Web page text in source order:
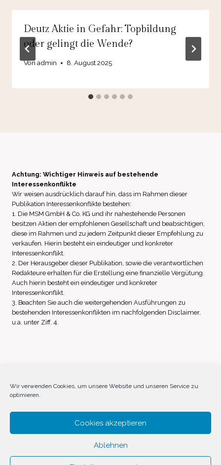
Wir verwenden Cookies, um unsere Website und unseren Service zu
optimieren.
Cookies akzeptieren
Ablehnen
Deutz Aktie in Gefahr: Topbildung
oder gelingt die Wende?
Vonadmin 8. August 2025
Achtung: Wichtiger Hinweis auf bestehende
Interessenkonflikte
Wir weisen ausdrücklich darauf hin, dass im Rahmen dieser
Publikation Interessenkonflikte bestehen:
1. Die MSM GmbH & Co. KG und ihr nahestehende Personen
besitzen Aktien der empfohlenen Gesellschaft und beabsichtigen,
diese im Rahmen und zu jedem Zeitpunkt dieser Empfehlung zu
verkaufen. Hierin besteht ein eindeutiger und konkreter
Interessenkonflikt.
2. Der Herausgeber dieser Publikation, sowie die verantwortlichen
Redakteure erhalten für die Erstellung eine finanzielle Vergütung.
Auch hierin besteht ein eindeutiger und konkreter
Interessenkonflikt.
3. Beachten Sie auch die weitergehenden Ausführungen zu
bestehenden Interessenkonflikten im nachfolgenden Disclaimer,
u.a. unter Ziff. 4.
Impressum Datenschutz
Disclaimer